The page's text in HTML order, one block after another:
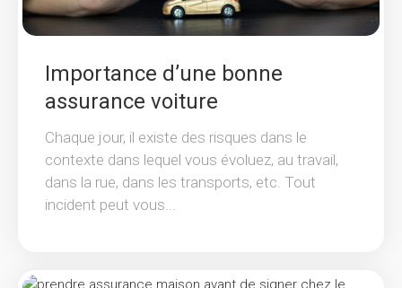
Importance d’une bonne
assurance voiture
Chaque jour, il existe des risques dans le
contexte dans lequel vous évoluez, au travail,
dans la rue, dans les transports, etc. Tout
incident peut vous...